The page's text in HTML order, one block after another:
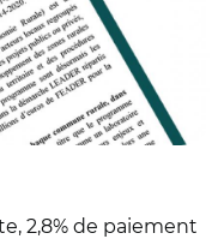
2,8% de paiement